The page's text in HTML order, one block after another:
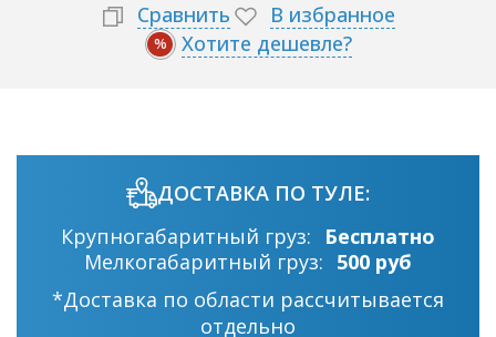
Сравнить В избранное
% Хотите дешевле?
ДОСТАВКА ПО ТУЛЕ:
Крупногабаритный груз:
Бесплатно
Мелкогабаритный груз: 500 руб
*Доставка по области рассчитывается
отдельно